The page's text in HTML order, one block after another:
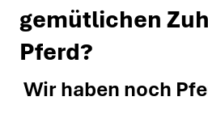
Sie suchen